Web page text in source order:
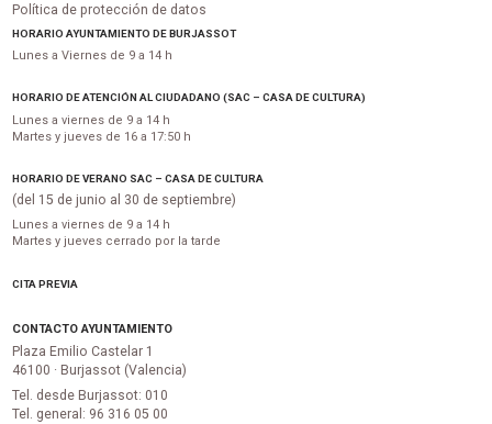
Política de protección de datos
HORARIO AYUNTAMIENTO DE BURJASSOT
Lunes a Viernes de 9 a 14 h
HORARIO DE ATENCIÓN AL CIUDADANO (SAC – CASA DE CULTURA)
Lunes a viernes de 9 a 14 h
Martes y jueves de 16 a 17:50 h
HORARIO DE VERANO SAC – CASA DE CULTURA
(del 15 de junio al 30 de septiembre)
Lunes a viernes de 9 a 14 h
Martes y jueves cerrado por la tarde
CITA PREVIA
CONTACTO AYUNTAMIENTO
Plaza Emilio Castelar 1
46100 · Burjassot (Valencia)
Tel. desde Burjassot: 010
Tel. general: 96 316 05 00